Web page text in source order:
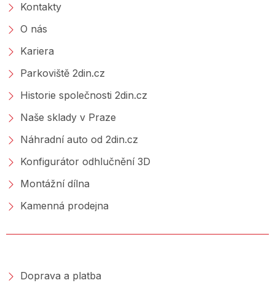
Kontakty
O nás
Kariera
Parkoviště 2din.cz
Historie společnosti 2din.cz
Naše sklady v Praze
Náhradní auto od 2din.cz
Konfigurátor odhlučnění 3D
Montážní dílna
Kamenná prodejna
Doprava a platba